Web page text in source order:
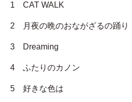
1 CAT WALK
2 月夜の晩のおながざるの踊り
3 Dreaming
4 ふたりのカノン
5 好きな色は